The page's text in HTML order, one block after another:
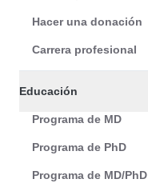
Hacer una donación
Carrera profesional
Educación
Programa de MD
Programa de PhD
Programa de MD/PhD